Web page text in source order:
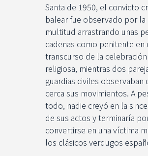
Santa de 1950, el convicto
balear fue observado por la
multitud arrastrando unas
cadenas como penitente en
transcurso de la celebración
religiosa, mientras dos
guardias civiles observaban
cerca sus movimientos. A
todo, nadie creyó en la
de sus actos y terminaría
convertirse en una víctima
los clásicos verdugos